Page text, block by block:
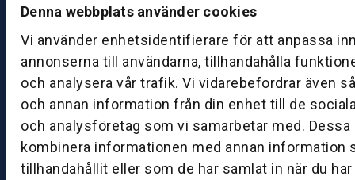
Denna webbplats använder cookies
Vi använder enhetsidentifierare för att anpassa
annonserna till användarna, tillhandahålla
och analysera vår trafik. Vi vidarebefordrar även
och annan information från din enhet till de
och analysföretag som vi samarbetar med. Dessa
kombinera informationen med annan information
tillhandahållit eller som de har samlat in när du
0
B
ut
ik
S
k
ö